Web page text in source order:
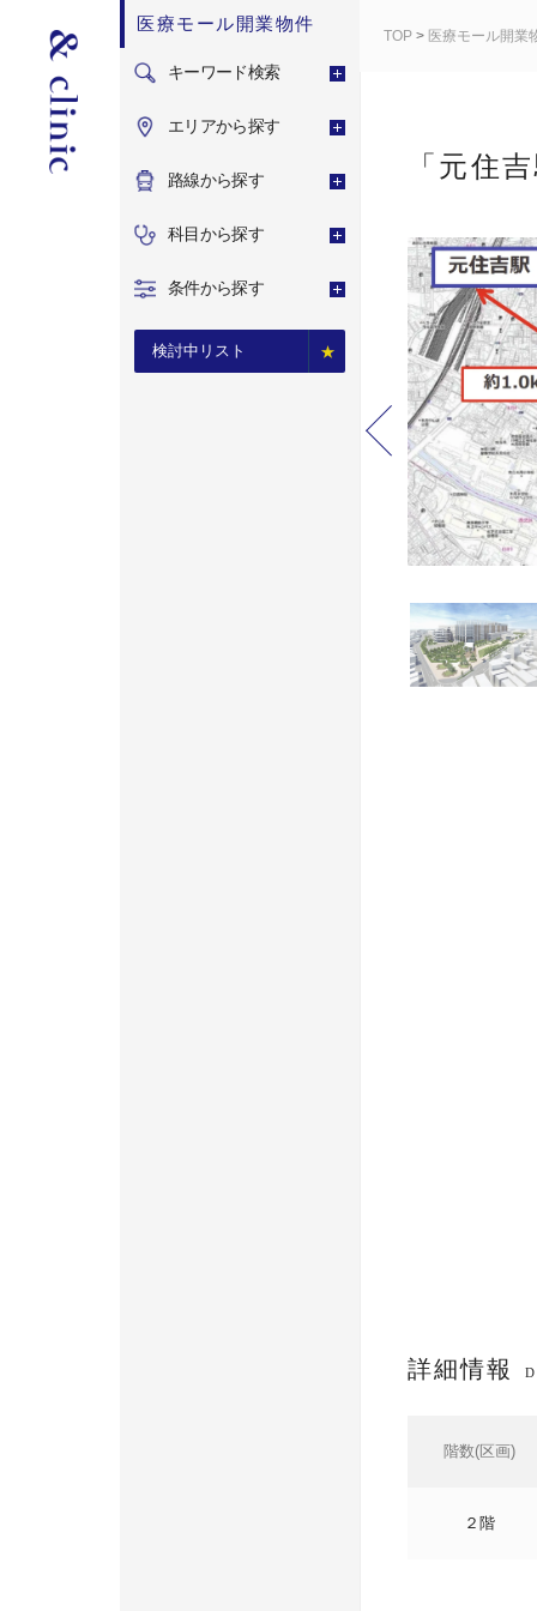
医療モール開業物件
キーワード検索
エリアから探す
路線から探す
科目から探す
条件から探す
検討中リスト
TOP > 医療モール開業
「元住
詳細情報
階数(区画)
２階